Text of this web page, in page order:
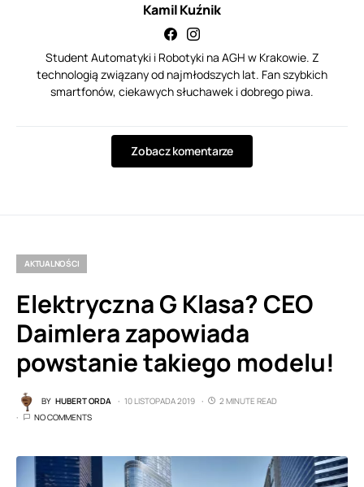
Kamil Kuźnik
Student Automatyki i Robotyki na AGH w Krakowie. Z
technologią związany od najmłodszych lat. Fan szybkich
smartfonów, ciekawych słuchawek i dobrego piwa.
Zobacz komentarze
AKTUALNOŚCI
Elektryczna G Klasa? CEO
Daimlera zapowiada
powstanie takiego modelu!
BY HUBERT ORDA 10 LISTOPADA 2019
2 MINUTE READ
NO COMMENTS